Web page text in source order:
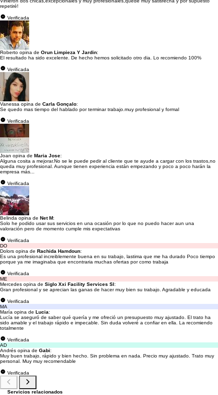
repetiré!
Verificada
Roberto opina de Orun Limpieza Y Jardin:
El resultado ha sido excelente. De hecho hemos solicitado otro dia. Lo recomiendo 100%
Verificada
Vanessa opina de Carla Gonçalo:
Se quedo mas tiempo del hablado por terminar trabajo.muy profesional y formal
Verificada
Joan opina de Maria Jose:
Alguna cosita a mejorar.No se le puede pedir al cliente que te ayude a cargar con los trastos,no
queda muy profesional. Aunque tienen experiencia están empezando y poco a poco harán la
empresa más...
Verificada
Belinda opina de Net M:
Solo he podido usar sus servicios en una ocasión por lo que no puedo hacer aun una
valoración pero de momento cumple mis expectativas
Verificada
DO
Dolors opina de Rachida Hamdoun:
Es una profesional increiblemente buena en su trabajo, lastima que me ha durado Poco tiempo
porque ya me imaginaba que encontraria muchas ofertas por como trabaja
Verificada
ME
Mercedes opina de Siglo Xxi Facility Services Sl:
Gran profesional y se aprecian las ganas de hacer muy bien su trabajo. Agradable y educada
Verificada
MA
María opina de Lucia:
Lucía se aseguró de saber qué quería y me ofreció un presupuesto muy ajustado. El trato ha
sido amable y el trabajo rápido e impecable. Sin duda volveré a confiar en ella. La recomiendo
totalmente
Verificada
AD
Andrés opina de Gabi:
Muy buen trabajo, rápido y bien hecho. Sin problema en nada. Precio muy ajustado. Trato muy
personal. Muy muy recomendable
Verificada
Servicios relacionados